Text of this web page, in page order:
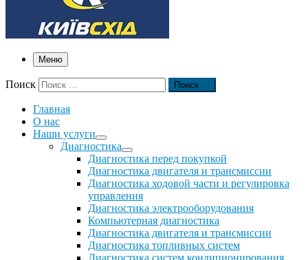
Меню
Поиск Поиск …
Главная
О нас
Наши услуги
Диагностика
Диагностика перед покупкой
Диагностика двигателя и трансмиссии
Диагностика ходовой части и регулировка
управления
Диагностика электрооборудования
Компьютерная диагностика
Диагностика двигателя и трансмиссии
Диагностика топливных систем
Диагностика систем кондиционирования